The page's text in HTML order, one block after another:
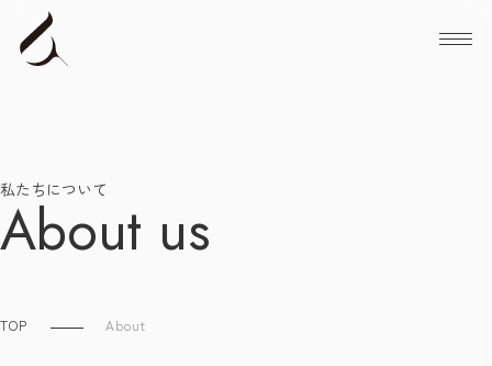
メニ
私たちについて
About us
TOP About